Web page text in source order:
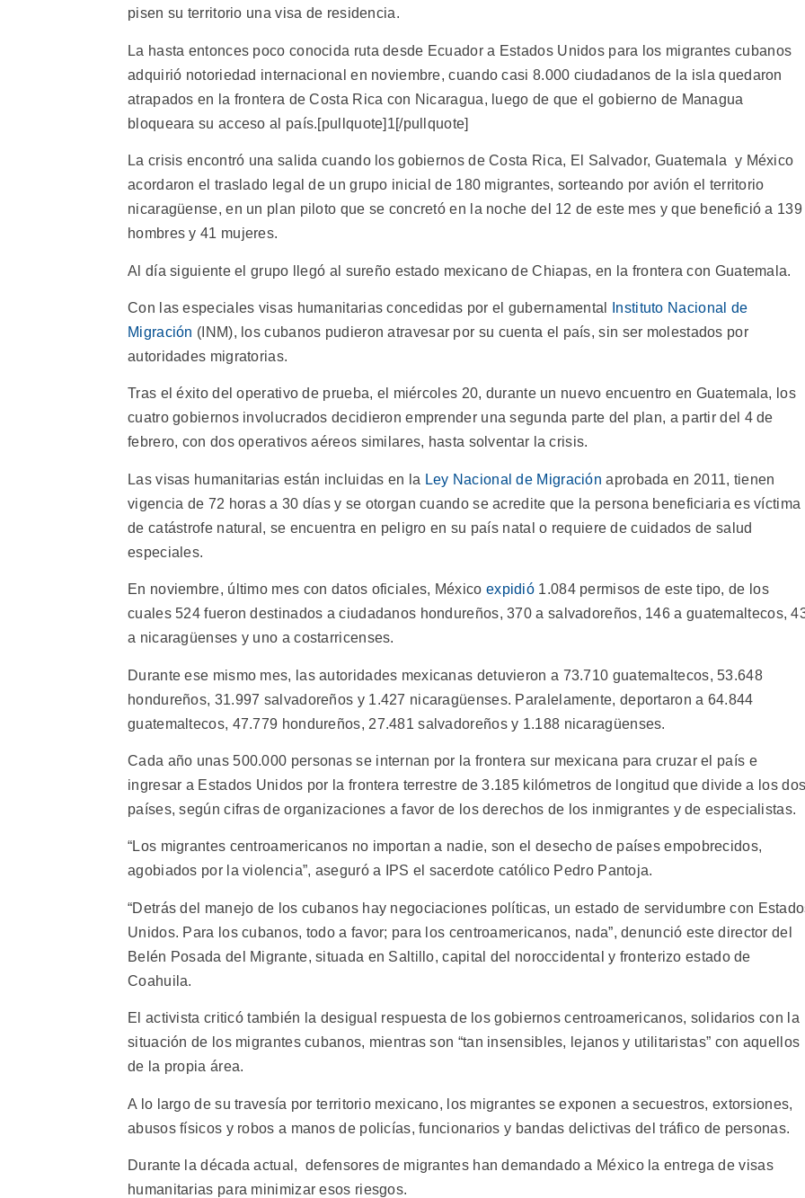
pisen su territorio una visa de residencia.
La hasta entonces poco conocida ruta desde Ecuador a Estados Unidos para los migrantes cubanos
adquirió notoriedad internacional en noviembre, cuando casi 8.000 ciudadanos de la isla quedaron
atrapados en la frontera de Costa Rica con Nicaragua, luego de que el gobierno de Managua
bloqueara su acceso al país.[pullquote]1[/pullquote]
La crisis encontró una salida cuando los gobiernos de Costa Rica, El Salvador, Guatemala y México
acordaron el traslado legal de un grupo inicial de 180 migrantes, sorteando por avión el territorio
nicaragüense, en un plan piloto que se concretó en la noche del 12 de este mes y que benefició a 139
hombres y 41 mujeres.
Al día siguiente el grupo llegó al sureño estado mexicano de Chiapas, en la frontera con Guatemala.
Con las especiales visas humanitarias concedidas por el gubernamental
Instituto Nacional de
Migración (INM), los cubanos pudieron atravesar por su cuenta el país, sin ser molestados por
autoridades migratorias.
Tras el éxito del operativo de prueba, el miércoles 20, durante un nuevo encuentro en Guatemala, los
cuatro gobiernos involucrados decidieron emprender una segunda parte del plan, a partir del 4 de
febrero, con dos operativos aéreos similares, hasta solventar la crisis.
Las visas humanitarias están incluidas en la Ley Nacional de Migración aprobada en 2011, tienen
vigencia de 72 horas a 30 días y se otorgan cuando se acredite que la persona beneficiaria es víctima
de catástrofe natural, se encuentra en peligro en su país natal o requiere de cuidados de salud
especiales.
En noviembre, último mes con datos oficiales, México expidió 1.084 permisos de este tipo, de los
cuales 524 fueron destinados a ciudadanos hondureños, 370 a salvadoreños, 146 a guatemaltecos,
a nicaragüenses y uno a costarricenses.
Durante ese mismo mes, las autoridades mexicanas detuvieron a 73.710 guatemaltecos, 53.648
hondureños, 31.997 salvadoreños y 1.427 nicaragüenses. Paralelamente, deportaron a 64.844
guatemaltecos, 47.779 hondureños, 27.481 salvadoreños y 1.188 nicaragüenses.
Cada año unas 500.000 personas se internan por la frontera sur mexicana para cruzar el país e
ingresar a Estados Unidos por la frontera terrestre de 3.185 kilómetros de longitud que divide a los
países, según cifras de organizaciones a favor de los derechos de los inmigrantes y de especialistas.
“Los migrantes centroamericanos no importan a nadie, son el desecho de países empobrecidos,
agobiados por la violencia”, aseguró a IPS el sacerdote católico Pedro Pantoja.
“Detrás del manejo de los cubanos hay negociaciones políticas, un estado de servidumbre con
Unidos. Para los cubanos, todo a favor; para los centroamericanos, nada”, denunció este director del
Belén Posada del Migrante, situada en Saltillo, capital del noroccidental y fronterizo estado de
Coahuila.
El activista criticó también la desigual respuesta de los gobiernos centroamericanos, solidarios con la
situación de los migrantes cubanos, mientras son “tan insensibles, lejanos y utilitaristas” con aquellos
de la propia área.
A lo largo de su travesía por territorio mexicano, los migrantes se exponen a secuestros, extorsiones,
abusos físicos y robos a manos de policías, funcionarios y bandas delictivas del tráfico de personas.
Durante la década actual, defensores de migrantes han demandado a México la entrega de visas
humanitarias para minimizar esos riesgos.